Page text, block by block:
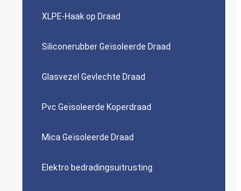
XLPE-Haak op Draad
Siliconerubber Geïsoleerde Draad
Glasvezel Gevlechte Draad
Pvc Geïsoleerde Koperdraad
Mica Geïsoleerde Draad
Elektro bedradingsuitrusting